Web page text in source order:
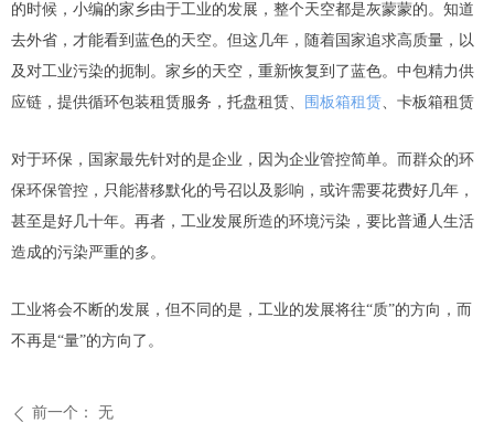
的时候，小编的家乡由于工业的发展，整个天空都是灰蒙蒙的。知道
去外省，才能看到蓝色的天空。但这几年，随着国家追求高质量，以
及对工业污染的扼制。家乡的天空，重新恢复到了蓝色。中包精力供
应链，提供循环包装租赁服务，托盘租赁、
围板箱租赁、卡板箱租赁
对于环保，国家最先针对的是企业，因为企业管控简单。而群众的环
保环保管控，只能潜移默化的号召以及影响，或许需要花费好几年，
甚至是好几十年。再者，工业发展所造的环境污染，要比普通人生活
造成的污染严重的多。
工业将会不断的发展，但不同的是，工业的发展将往“质”的方向，而
不再是“量”的方向了。
ꄴ 前一个： 无